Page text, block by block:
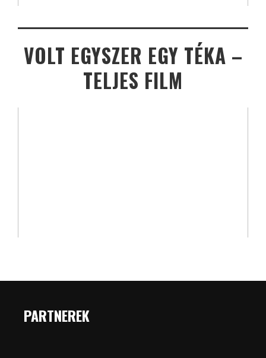
VOLT EGYSZER EGY TÉKA –
TELJES FILM
PARTNEREK